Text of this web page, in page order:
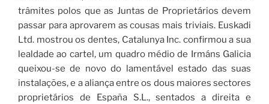
trâmites polos que as Juntas de Proprietários devem
passar para aprovarem as cousas mais triviais. Euskadi
Ltd. mostrou os dentes, Catalunya Inc. confirmou a sua
lealdade ao cartel, um quadro médio de Irmáns Galicia
queixou-se de novo do lamentável estado das suas
instalações, e a aliança entre os dous maiores sectores
proprietários de España S.L., sentados a direita e